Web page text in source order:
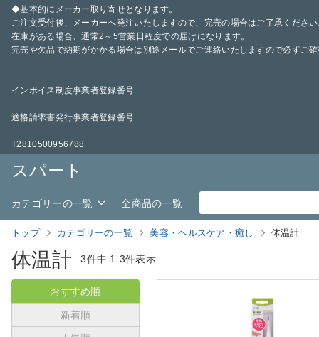
◆基本的にメーカー取り寄せとなります。
ご注文受付後、メーカーへ発注いたしますので、完売の場合はご了承くださ
在庫がある場合、通常2～5営業日程度での届けになります。
完売や欠品で納期がかかる場合は別途メールでご連絡いたしますので必ずご
インボイス制度事業者登録番号
適格請求書発行事業者登録番号
T2810500956788
スパート
カテゴリーの一覧 全商品の一覧
トップ カテゴリーの一覧 美容・ヘルスケア・癒し 体温計
体温計 3件中 1-3件表示
おすすめ順
新着順